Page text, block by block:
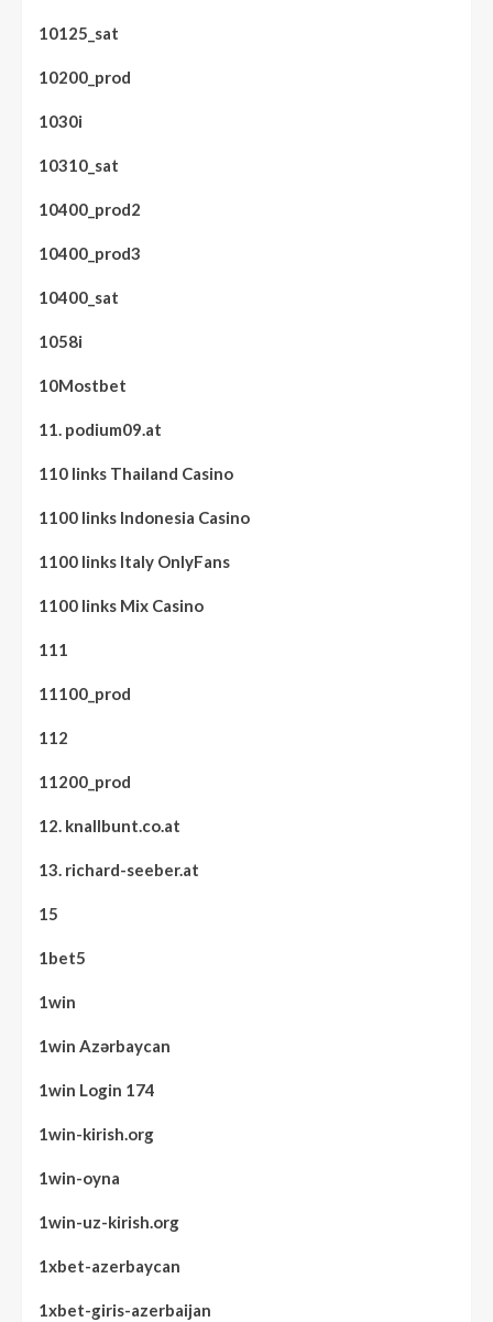
10125_sat
10200_prod
1030i
10310_sat
10400_prod2
10400_prod3
10400_sat
1058i
10Mostbet
11. podium09.at
110 links Thailand Casino
1100 links Indonesia Casino
1100 links Italy OnlyFans
1100 links Mix Casino
111
11100_prod
112
11200_prod
12. knallbunt.co.at
13. richard-seeber.at
15
1bet5
1win
1win Azərbaycan
1win Login 174
1win-kirish.org
1win-oyna
1win-uz-kirish.org
1xbet-azerbaycan
1xbet-giris-azerbaijan